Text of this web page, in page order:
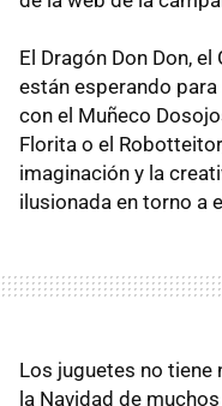
El Dragón Don Don,
están esperando
con el Muñeco
Florita o el
imaginación y la
ilusionada en torno a
Los juguetes no tiene
la Navidad de